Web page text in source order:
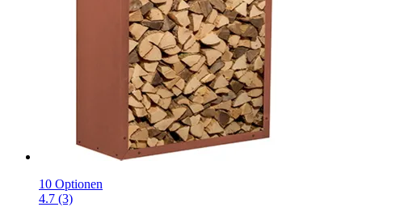
10 Optionen
4.7 (3)